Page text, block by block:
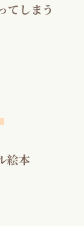
てしまう
絵本